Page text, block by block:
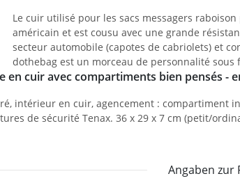
Le cuir utilisé pour les sacs messagers
américain et est cousu avec une grande
secteur automobile (capotes de cabriolets) et
dothebag est un morceau de personnalité sous
cuir avec compartiments bien pensés -
intérieur en cuir, agencement :
de sécurité Tenax. 36 x 29 x 7 cm (petit/
Angaben